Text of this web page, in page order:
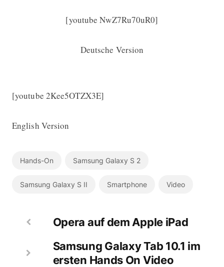
[youtube NwZ7Ru70uR0]
Deutsche Version
[youtube 2Kee5OTZX3E]
English Version
Hands-On Samsung Galaxy S 2
Samsung Galaxy S II Smartphone Video
Opera auf dem Apple iPad
Samsung Galaxy Tab 10.1 im
ersten Hands On Video